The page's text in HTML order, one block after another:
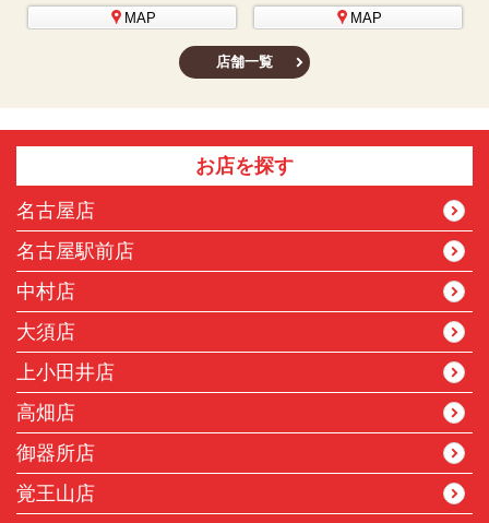
MAP
MAP
店舗一覧
お店を探す
名古屋店
名古屋駅前店
中村店
大須店
上小田井店
高畑店
御器所店
覚王山店